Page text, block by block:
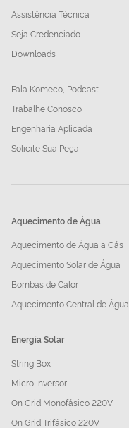
Assistência Técnica
Seja Credenciado
Downloads
Fala Komeco, Podcast
Trabalhe Conosco
Engenharia Aplicada
Solicite Sua Peça
Aquecimento de Água
Aquecimento de Água a Gás
Aquecimento Solar de Água
Bombas de Calor
Aquecimento Central de Água
Energia Solar
String Box
Micro Inversor
On Grid Monofásico 220V
On Grid Trifásico 220V